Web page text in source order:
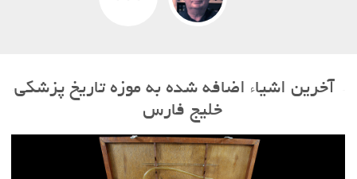
آخرین اشیاء اضافه شده به موزه تاریخ پزشکی
خلیج فارس